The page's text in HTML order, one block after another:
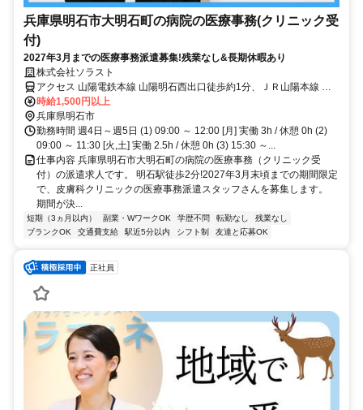
兵庫県明石市大明石町の病院の医療事務(クリニック受
付)
2027年3月までの医療事務派遣募集!残業なし&長期休暇あり
株式会社ソラスト
アクセス 山陽電鉄本線 山陽明石西出口徒歩約1分、ＪＲ山陽本線 明
石南口徒歩約1分、航路 明石港徒歩約7分 「山陽明石 / 明石駅」徒歩2
分,自転車通勤可,敷地内全て禁煙
時給1,500円以上
兵庫県明石市
勤務時間 週4日～週5日 (1) 09:00 ～ 12:00 [月] 実働 3h / 休憩 0h (2)
09:00 ～ 11:30 [火,土] 実働 2.5h / 休憩 0h (3) 15:30 ～...
仕事内容 兵庫県明石市大明石町の病院の医療事務（クリニック受
付）の派遣求人です。 明石駅徒歩2分!2027年3月末頃までの期間限定
で、皮膚科クリニックの医療事務派遣スタッフさんを募集します。
期間が決...
短期（3ヵ月以内） 副業・WワークOK 学歴不問 転勤なし
残業なし
ブランクOK
交通費支給 駅近5分以内 シフト制 友達と応募OK
正社員